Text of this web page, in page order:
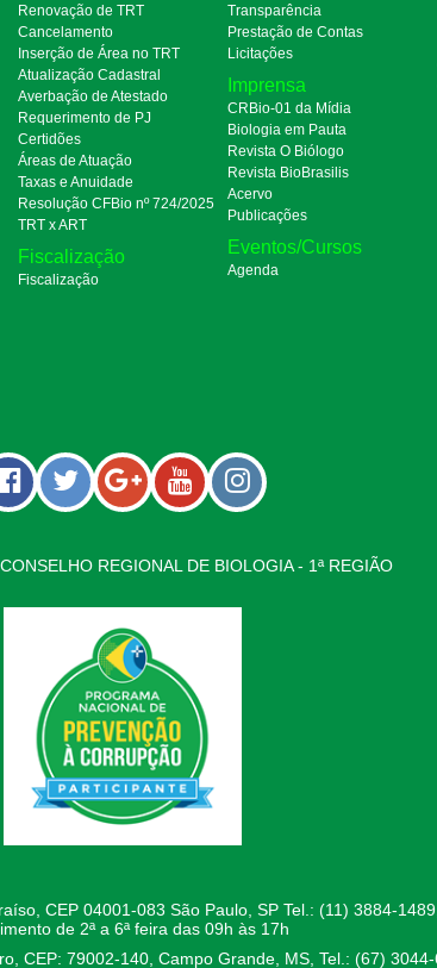
Renovação de TRT
Cancelamento
Inserção de Área no TRT
Atualização Cadastral
Averbação de Atestado
Requerimento de PJ
Certidões
Áreas de Atuação
Taxas e Anuidade
Resolução CFBio nº 724/2025
TRT x ART
Fiscalização
Fiscalização
Transparência
Prestação de Contas
Licitações
Imprensa
CRBio-01 da Mídia
Biologia em Pauta
Revista O Biólogo
Revista BioBrasilis
Acervo
Publicações
Eventos/Cursos
Agenda
REGIONAL DE BIOLOGIA - 1ª REGIÃO
CEP 04001-083 São Paulo, SP Tel.: (11) 3884-
de 2ª a 6ª feira das 09h às 17h
CEP: 79002-140, Campo Grande, MS, Tel.: (67)